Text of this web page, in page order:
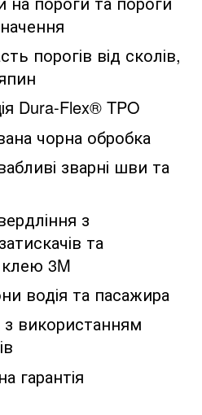
порогів від сколів,
Dura-Flex® TPO
чорна обробка
зварні шви та
з
та
3M
водія та пасажира
використанням
гарантія